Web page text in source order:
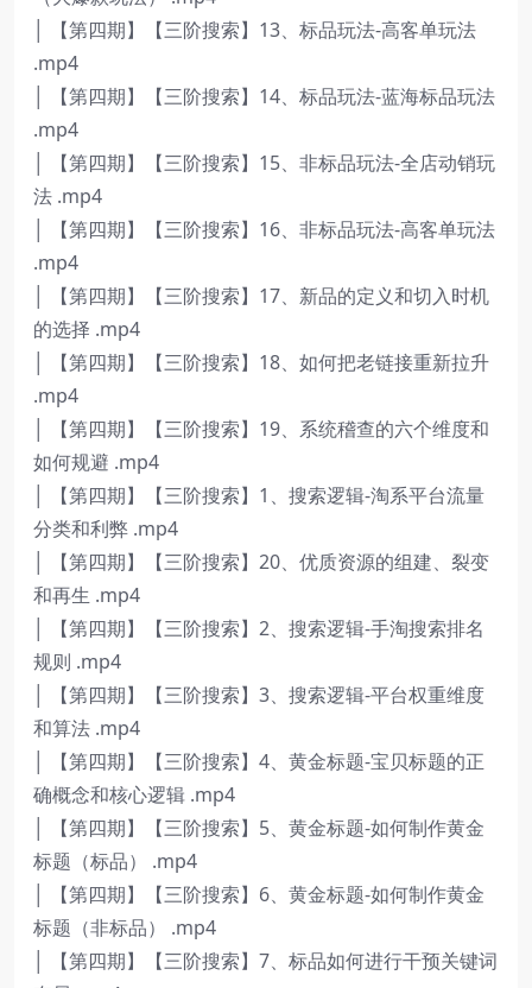
│ 【第四期】【三阶搜索】13、标品玩法-高客单玩法
.mp4
│ 【第四期】【三阶搜索】14、标品玩法-蓝海标品玩法
.mp4
│ 【第四期】【三阶搜索】15、非标品玩法-全店动销玩
法 .mp4
│ 【第四期】【三阶搜索】16、非标品玩法-高客单玩法
.mp4
│ 【第四期】【三阶搜索】17、新品的定义和切入时机
的选择 .mp4
│ 【第四期】【三阶搜索】18、如何把老链接重新拉升
.mp4
│ 【第四期】【三阶搜索】19、系统稽查的六个维度和
如何规避 .mp4
│ 【第四期】【三阶搜索】1、搜索逻辑-淘系平台流量
分类和利弊 .mp4
│ 【第四期】【三阶搜索】20、优质资源的组建、裂变
和再生 .mp4
│ 【第四期】【三阶搜索】2、搜索逻辑-手淘搜索排名
规则 .mp4
│ 【第四期】【三阶搜索】3、搜索逻辑-平台权重维度
和算法 .mp4
│ 【第四期】【三阶搜索】4、黄金标题-宝贝标题的正
确概念和核心逻辑 .mp4
│ 【第四期】【三阶搜索】5、黄金标题-如何制作黄金
标题（标品） .mp4
│ 【第四期】【三阶搜索】6、黄金标题-如何制作黄金
标题（非标品） .mp4
│ 【第四期】【三阶搜索】7、标品如何进行干预关键词